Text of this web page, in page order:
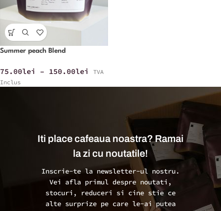
Summer peach Blend
75.00lei – 150.00lei
TVA
Inclus
Iti place cafeaua noastra? Ramai
la zi cu noutatile!
Inscrie-te la newsletter-ul nostru.
Vei afla primul despre noutati,
stocuri, reduceri si cine stie ce
alte surprize pe care le-ai putea